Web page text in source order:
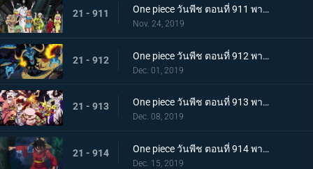
21 - 911 One piece วันพีช ตอนที่ 911 พากย์ไทย เริ่มแผนการลับ เปิดฉากโค่นหนึ่งในสี่จักรพรรดิ
Nov. 24, 2019
21 - 912 One piece วันพีช ตอนที่ 912 พากย์ไทย ชายผู้แข็งแกร่งที่สุด หัวหน้ากองโจรสุดแกร่งชูเท็นมารุ!
Dec. 01, 2019
21 - 913 One piece วันพีช ตอนที่ 913 พากย์ไทย พ่ายแพ้อย่างหมดรูป ลมหายใจพิโรธของไคโด!
Dec. 08, 2019
21 - 914 One piece วันพีช ตอนที่ 914 พากย์ไทย การต่อสู้อันดุเดือด ลูฟี่ที่บุกเข้าใส่ปะทะไคโด
Dec. 15, 2019